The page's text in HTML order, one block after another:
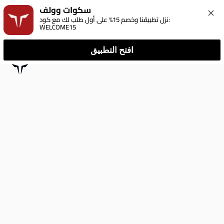
سكوات وولف
نزل تطبيقنا وخصم 15% على أول طلب لك مع كود:
WELCOME15
افتح التطبيق